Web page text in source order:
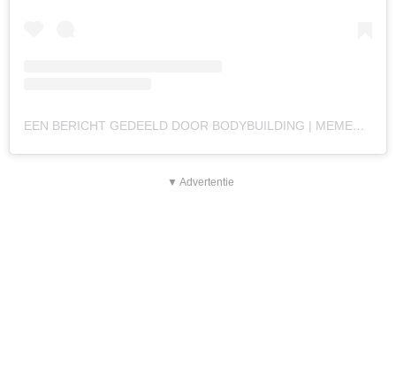
EEN BERICHT GEDEELD DOOR BODYBUILDING | MEMES | NUTRITION | MOTIVATION (@GYM.LEGENDS)
▼ Advertentie